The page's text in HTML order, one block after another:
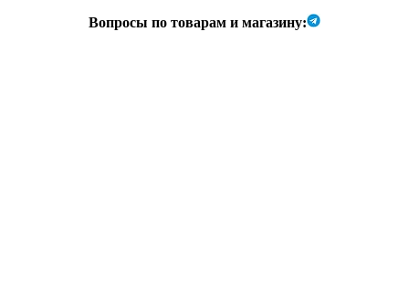
Вопросы по товарам и магазину: